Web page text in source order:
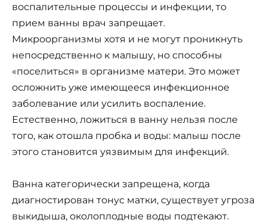
воспалительные процессы и инфекции, то
прием ванны врач запрещает.
Микроорганизмы хотя и не могут проникнуть
непосредственно к малышу, но способны
«поселиться» в организме матери. Это может
осложнить уже имеющееся инфекционное
заболевание или усилить воспаление.
Естественно, ложиться в ванну нельзя после
того, как отошла пробка и воды: малыш после
этого становится уязвимым для инфекций.
Ванна категорически запрещена, когда
диагностирован тонус матки, существует угроза
выкидыша, околоплодные воды подтекают.